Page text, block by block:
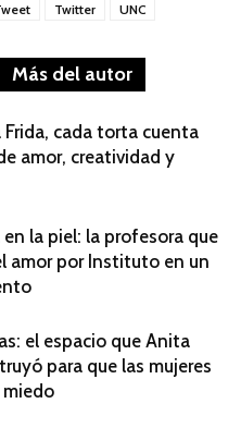
Twitter UNC
Más del autor
Frida, cada torta cuenta
amor, creatividad y
en la piel: la profesora que
amor por Instituto en un
el espacio que Anita
para que las mujeres